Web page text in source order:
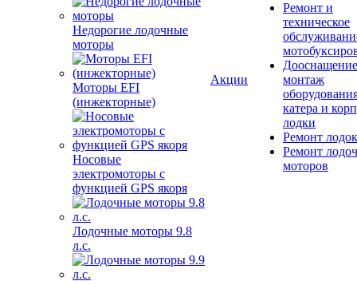
Недорогие лодочные
моторы
Моторы EFI
(инжекторные)
Носовые
электромоторы с
функцией GPS якоря
Лодочные моторы 9.8
л.с.
Акции
Ремонт и
техническое
монтаж
катера и
лодки
Ремонт
Ремонт
моторов